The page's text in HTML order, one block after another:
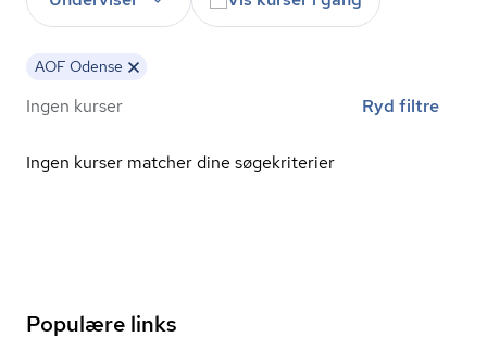
AOF Odense
Ingen kurser Ryd filtre
Ingen kurser matcher dine søgekriterier
Populære links